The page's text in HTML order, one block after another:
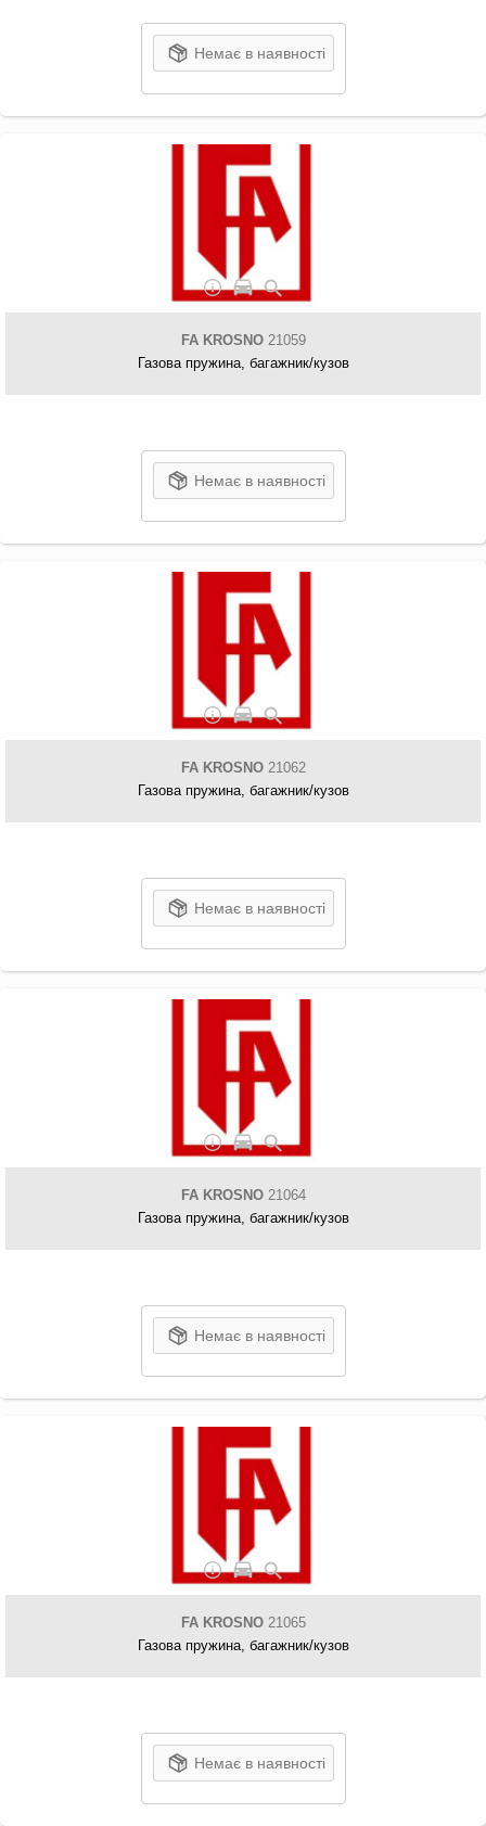
Немає в наявності
FA KROSNO21059
Газова пружина, багажник/кузов
Немає в наявності
FA KROSNO21062
Газова пружина, багажник/кузов
Немає в наявності
FA KROSNO21064
Газова пружина, багажник/кузов
Немає в наявності
FA KROSNO21065
Газова пружина, багажник/кузов
Немає в наявності